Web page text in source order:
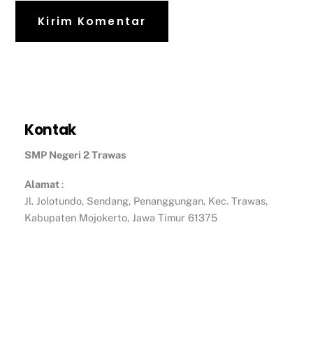
Kontak
SMP Negeri 2 Trawas
Alamat:
Jl. Jolotundo, Sendang, Penanggungan, Kec. Trawas,
Kabupaten Mojokerto, Jawa Timur 61375